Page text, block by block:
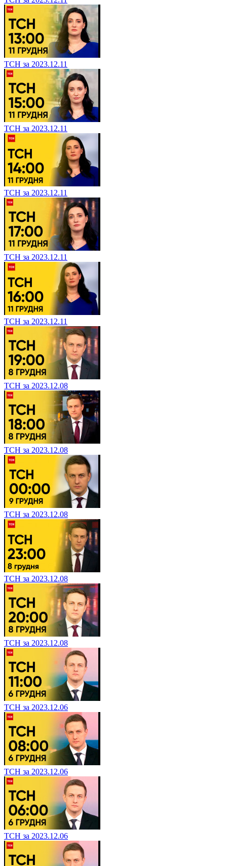
ТСН за 2023.12.11
ТСН за 2023.12.11
ТСН за 2023.12.11
ТСН за 2023.12.11
ТСН за 2023.12.11
ТСН за 2023.12.08
ТСН за 2023.12.08
ТСН за 2023.12.08
ТСН за 2023.12.08
ТСН за 2023.12.08
ТСН за 2023.12.06
ТСН за 2023.12.06
ТСН за 2023.12.06